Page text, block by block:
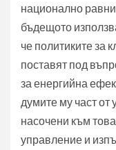
национално
бъдещото
че политиките за
поставят под
за енергийна
думите му част от
насочени към
управление и